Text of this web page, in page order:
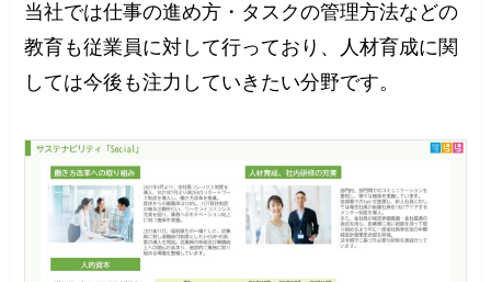
当社では仕事の進め方・タスクの管理方法などの
教育も従業員に対して行っており、人材育成に関
しては今後も注力していきたい分野です。